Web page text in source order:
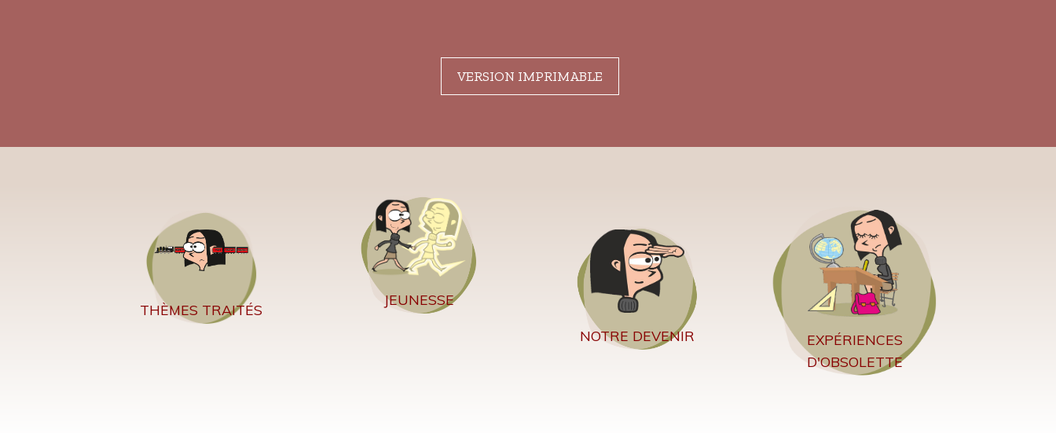
VERSION IMPRIMABLE
THÈMES TRAITÉS
JEUNESSE
NOTRE DEVENIR
EXPÉRIENCES
D'OBSOLETTE